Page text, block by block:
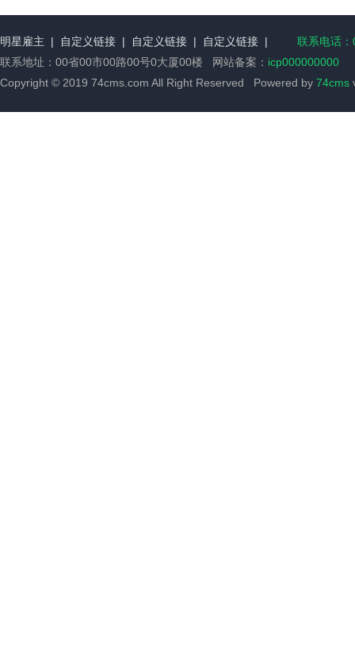
明星雇主 | 自定义链接 | 自定义链接 | 自定义链接 |
联系电话
联系地址：00省00市00路00号0大厦00楼 网站备案： icp000000000
Copyright © 2019 74cms.com All Right Reserved Powered by 74cms